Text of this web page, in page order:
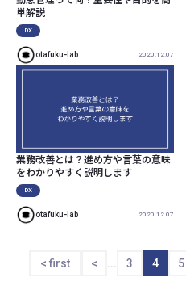
単解説
DX
otafuku-lab 2020.12.07
業務改善とは？進め方や言葉の意味
をわかりやすく説明します
DX
otafuku-lab 2020.12.07
< first < ... 3 4 5